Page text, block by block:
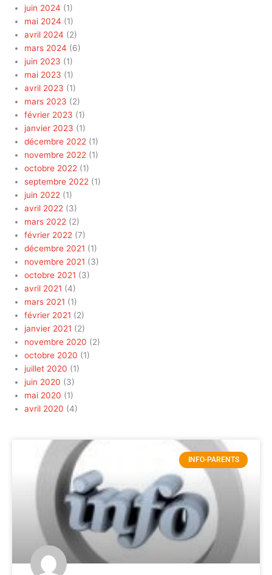
juin 2024 (1)
mai 2024 (1)
avril 2024 (2)
mars 2024 (6)
juin 2023 (1)
mai 2023 (1)
avril 2023 (1)
mars 2023 (2)
février 2023 (1)
janvier 2023 (1)
décembre 2022 (1)
novembre 2022 (1)
octobre 2022 (1)
septembre 2022 (1)
juin 2022 (1)
avril 2022 (3)
mars 2022 (2)
février 2022 (7)
décembre 2021 (1)
novembre 2021 (3)
octobre 2021 (3)
avril 2021 (4)
mars 2021 (1)
février 2021 (2)
janvier 2021 (2)
novembre 2020 (2)
octobre 2020 (1)
juillet 2020 (1)
juin 2020 (3)
mai 2020 (1)
avril 2020 (4)
INFO-PARENTS